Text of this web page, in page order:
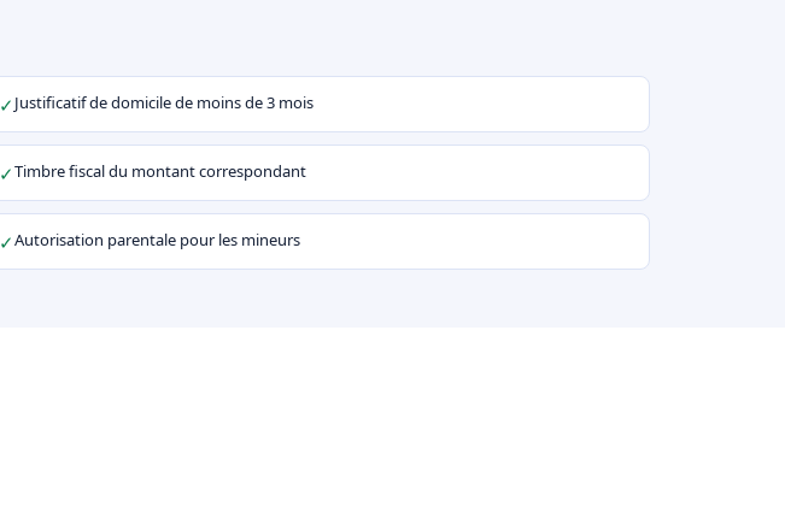
✓Justificatif de domicile de moins de 3 mois
✓Timbre fiscal du montant correspondant
✓Autorisation parentale pour les mineurs